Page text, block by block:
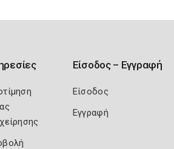
Είσοδος – Εγγραφή
Είσοδος
Εγγραφή